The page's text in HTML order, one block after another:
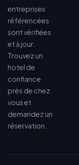
entreprises
référencées
sont vérifiées
et à jour.
Trouvez un
hotel de
confiance
près de chez
vous et
demandez un
réservation.